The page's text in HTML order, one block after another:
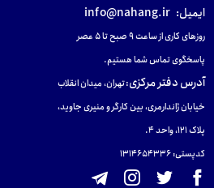
ایمیل: info@nahang.ir
روزهای کاری از ساعت ۹ صبح تا ۵ عصر
پاسخگوی تماس شما هستیم.
آدرس دفتر مرکزی:تهران، میدان انقلاب
خیابان ژاندارمری، بین کارگر و منیری جاوید،
پلاک 121، واحد ۴.
کدپستی: 131465433۶